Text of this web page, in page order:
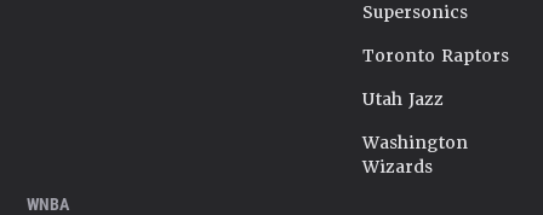
Supersonics
Toronto Raptors
Utah Jazz
Washington
Wizards
WNBA